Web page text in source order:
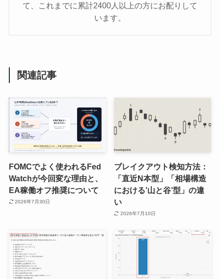
て、これまでに累計2400人以上の方にお配りして
います。
関連記事
FOMCでよく使われるFed
Watchが今回変な理由と、
EA稼働オフ推奨について
2026年7月30日
ブレイクアウト検知方法：
「直近N本型」「相場構造
における’山と谷’型」の違
い
2026年7月10日